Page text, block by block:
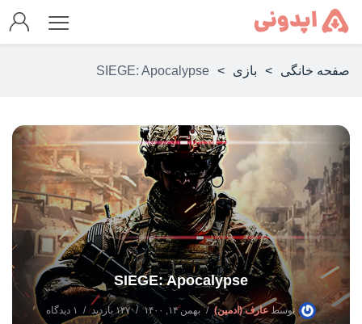
صفحه خانگی > بازی >
SIEGE: Apocalypse
SIEGE: Apocalypse
توسط عارف (ادمین) بهمن ۱۴, ۱۴۰۰ ۱۴۷ بازدید ۱ دیدگاه